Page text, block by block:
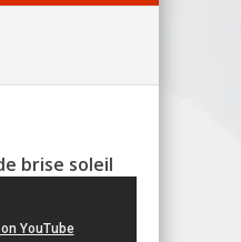
brise soleil